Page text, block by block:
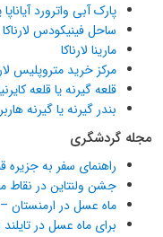
پارک آبی واترورد
ساحل فینیکودس لارناکا
مارینا لارناکا
مرکز خرید متروپلیس
قلعه گیرنه یا قلعه
بندر گیرنه یا گیرنه هاربر
مجله گردشگری
راهنمای سفر به جزیره
جشن ولنتاین در نقاط
ماه عسل در ارمنستان
برای ماه عسل در